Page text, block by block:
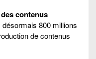
des contenus
désormais 800 millions
de contenus